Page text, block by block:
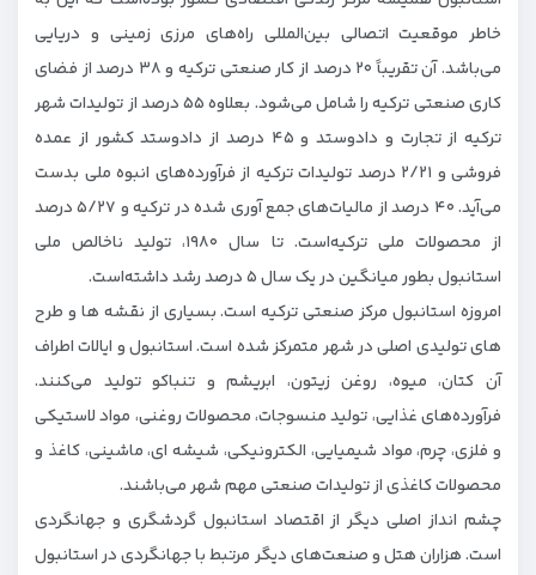
خاطر موقعیت اتصالی بین‌المللی راه‌های مرزی زمینی و دریایی
می‌باشد. آن تقریباً ۲۰ درصد از کار صنعتی ترکیه و ۳۸ درصد از فضای
کاری صنعتی ترکیه را شامل می‌شود. بعلاوه ۵۵ درصد از تولیدات شهر
ترکیه از تجارت و دادوستد و ۴۵ درصد از دادوستد کشور از عمده
فروشی و ۲/۲۱ درصد تولیدات ترکیه از فرآورده‌های انبوه ملی بدست
می‌آید. ۴۰ درصد از مالیات‌های جمع آوری شده در ترکیه و ۵/۲۷ درصد
از محصولات ملی ترکیه‌است. تا سال ۱۹۸۰، تولید ناخالص ملی
استانبول بطور میانگین در یک سال ۵ درصد رشد داشته‌است.
امروزه استانبول مرکز صنعتی ترکیه است. بسیاری از نقشه ها و طرح
های تولیدی اصلی در شهر متمرکز شده است. استانبول و ایالات اطراف
آن کتان، میوه، روغن زیتون، ابریشم و تنباکو تولید می‌کنند.
فرآورده‌های غذایی، تولید منسوجات، محصولات روغنی، مواد لاستیکی
و فلزی، چرم، مواد شیمیایی، الکترونیکی، شیشه ای، ماشینی، کاغذ و
محصولات کاغذی از تولیدات صنعتی مهم شهر می‌باشند.
چشم انداز اصلی دیگر از اقتصاد استانبول گردشگری و جهانگردی
است. هزاران هتل و صنعت‌های دیگر مرتبط با جهانگردی در استانبول